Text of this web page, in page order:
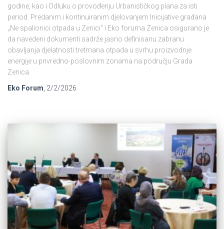
godine, kao i Odluku o provođenju Urbanističkog plana za isti
period. Predanim i kontinuiranim djelovanjem Inicijative građana
„Ne spalionici otpada u Zenici“ i Eko foruma Zenica osigurano je
da navedeni dokumenti sadrže jasno definisanu zabranu
obavljanja djelatnosti tretmana otpada u svrhu proizvodnje
energije u privredno-poslovnim zonama na području Grada
Zenica.
Eko Forum, 2/2/2026